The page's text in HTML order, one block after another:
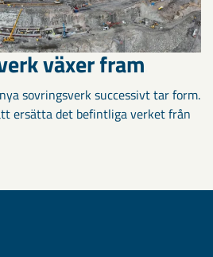
växer fram
sovringsverk successivt tar form.
ersätta det befintliga verket från